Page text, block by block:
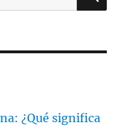
¿Qué significa